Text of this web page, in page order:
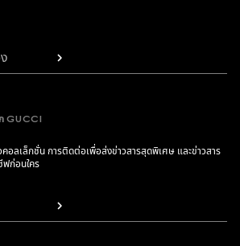
GUCCI
คอลเล็กชั่น การติดต่อเพื่อส่งข่าวสารสุดพิเศษ และข่าวสาร
ฟก่อนใคร